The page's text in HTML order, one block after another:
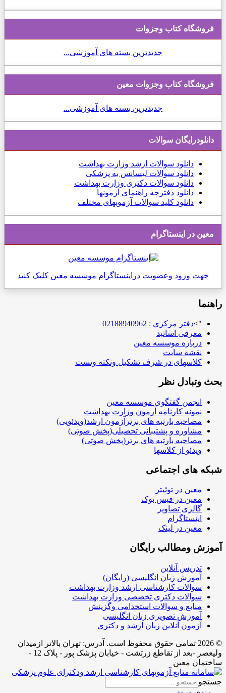
فروشگاه کتاب وجزوات
جدیدترین بسته های آموزشی...
فروشگاه کتاب وجزوات معین
جدیدترین بسته های آموزشی...
دانلودرایگان سوالات
دانلود سوالات ارشد وزارت بهداشت
دانلود سوالات لیسانس به پزشکی
دانلود سوالات دکتری وزارت بهداشت
دانلود دفترچه راهنمای آزمونها
دانلود کلید سوالات آزمونهای مختلف
معین در اینستاگرام
جهت ورود وعضویت دراینستاگرام موسسه معین کلیک کنید
راهنما
">دفتر مرکزی : 02188940962
معرفی اساتید
درباره موسسه معین
نقشه سایت
کلاسهای در شرف تشکیل ونکته وتست
بحث وتبادل نظر
انجمن گفتگوی موسسه معین
نمونه کارنامه آزمون وزارت بهداشت
مصاحبه بارتبه های برترآزمون ارشد(ویدئویی)
مشاوره و پشتیبانی تحصیلی(پخش صوتی)
مصاحبه بارتبه های برتر(پخش صوتی)
ویدئو از کلاسها
شبکه های اجتماعی
معین در توئیتر
معین در فیس بوک
گالری تصاویر
اینستاگرام
معین در لینک
آموزش ومطالب رایگان
تدریس آنلاین
آموزش زبان انگلیسی (رایگان)
سوالات کارشناسی ارشد وزارت بهداشت
سوالات دکتری تخصصی وزارت بهداشت
منابع و سوالات استخدامی وگزینش
آموزش تصویری زبان انگلیسی
آزمون آنلاین زبان ارشد و دکتری
© 2026 تمامی حقوق محفوظ است. آدرس:‌ تهران بالاتر ازمیدان
ولیعصر -بعد از تقاطع زرتشت - خیابان پزشک پور - پلاک 12 -
ساختمان معین
جستجو